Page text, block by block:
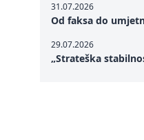
31.07.2026
29.07.2026